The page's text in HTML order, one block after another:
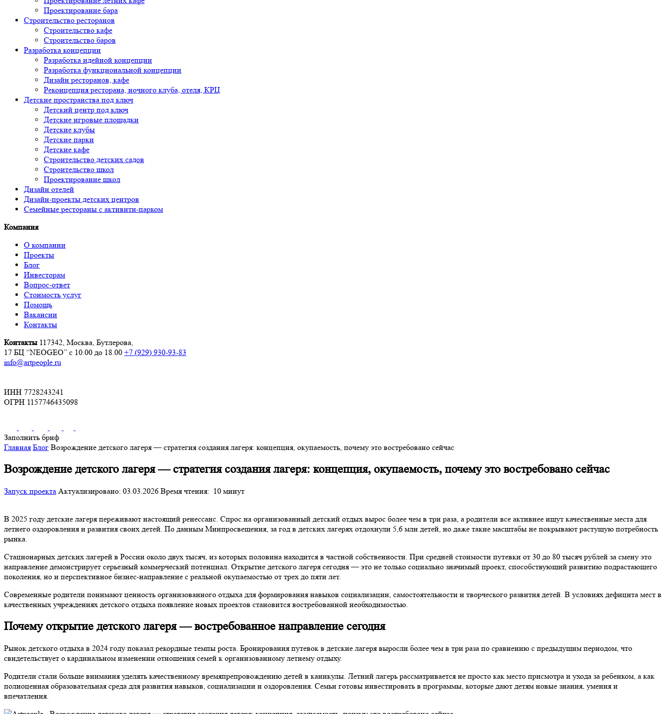
Проектирование бара
Строительство ресторанов
Строительство кафе
Строительство баров
Разработка концепции
Разработка идейной концепции
Разработка функциональной концепции
Дизайн ресторанов, кафе
Реконцепция ресторана, ночного клуба, отеля, КРЦ
Детские пространства под ключ
Детский центр под ключ
Детские игровые площадки
Детские клубы
Детские парки
Детские кафе
Строительство детских садов
Строительство школ
Проектирование школ
Дизайн отелей
Дизайн-проекты детских центров
Семейные рестораны с активити-парком
Компания
О компании
Проекты
Блог
Инвесторам
Вопрос-ответ
Стоимость услуг
Помощь
Вакансии
Контакты
Контакты 117342, Москва, Бутлерова,
17 БЦ “NEOGEO” с 10.00 до 18.00 +7 (929) 930-93-83
info@artpeople.ru
ИНН 7728243241
ОГРН 1157746435098
Заполнить бриф
Главная Блог Возрождение детского лагеря — стратегия создания лагеря: концепция, окупаемость, почему это востребовано сейчас
Возрождение детского лагеря — стратегия создания лагеря: концепция, окупаемость, почему это востребовано сейчас
Запуск проекта Актуализировано: 03.03.2026 Время чтения: 10 минут
В 2025 году детские лагеря переживают настоящий ренессанс. Спрос на организованный детский отдых вырос более чем в три раза, а родители все активнее ищут качественные места для
летнего оздоровления и развития своих детей. По данным Минпросвещения, за год в детских лагерях отдохнули 5,6 млн детей, но даже такие масштабы не покрывают растущую потребность
рынка.
Стационарных детских лагерей в России около двух тысяч, из которых половина находится в частной собственности. При средней стоимости путевки от 30 до 80 тысяч рублей за смену это
направление демонстрирует серьезный коммерческий потенциал. Открытие детского лагеря сегодня — это не только социально значимый проект, способствующий развитию подрастающего
поколения, но и перспективное бизнес-направление с реальной окупаемостью от трех до пяти лет.
Современные родители понимают ценность организованного отдыха для формирования навыков социализации, самостоятельности и творческого развития детей. В условиях дефицита мест в
качественных учреждениях детского отдыха появление новых проектов становится востребованной необходимостью.
Почему открытие детского лагеря — востребованное направление сегодня
Рынок детского отдыха в 2024 году показал рекордные темпы роста. Бронирования путевок в детские лагеря выросли более чем в три раза по сравнению с предыдущим периодом, что
свидетельствует о кардинальном изменении отношения семей к организованному летнему отдыху.
Родители стали больше внимания уделять качественному времяпрепровождению детей в каникулы. Летний лагерь рассматривается не просто как место присмотра и ухода за ребенком, а как
полноценная образовательная среда для развития навыков, социализации и оздоровления. Семьи готовы инвестировать в программы, которые дают детям новые знания, умения и
впечатления.